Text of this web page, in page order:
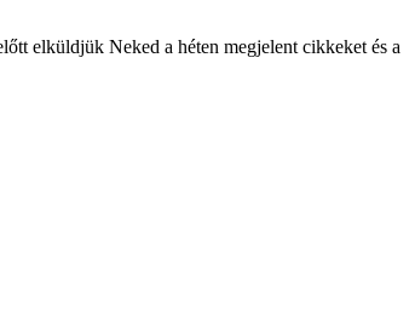
elküldjük Neked a héten megjelent cikkeket és a